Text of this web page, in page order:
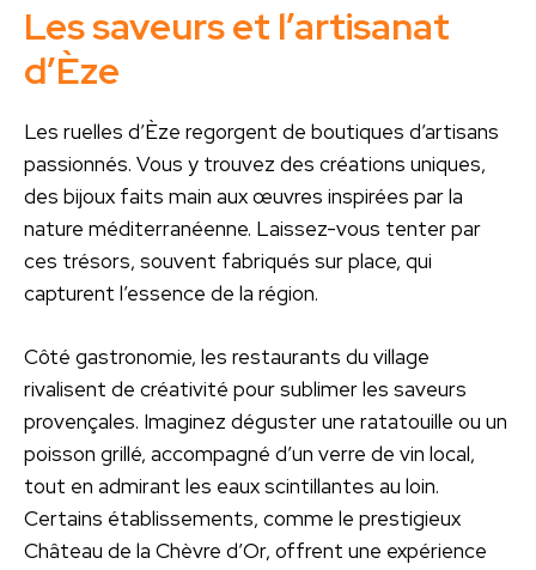
Les saveurs et l’artisanat
d’Èze
Les ruelles d’Èze regorgent de boutiques d’artisans
passionnés. Vous y trouvez des créations uniques,
des bijoux faits main aux œuvres inspirées par la
nature méditerranéenne. Laissez-vous tenter par
ces trésors, souvent fabriqués sur place, qui
capturent l’essence de la région.
Côté gastronomie, les restaurants du village
rivalisent de créativité pour sublimer les saveurs
provençales. Imaginez déguster une ratatouille ou un
poisson grillé, accompagné d’un verre de vin local,
tout en admirant les eaux scintillantes au loin.
Certains établissements, comme le prestigieux
Château de la Chèvre d’Or, offrent une expérience